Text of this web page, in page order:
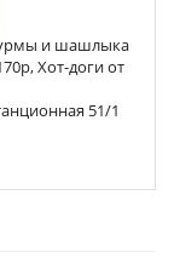
и шашлыка
Хот-доги от
51/1